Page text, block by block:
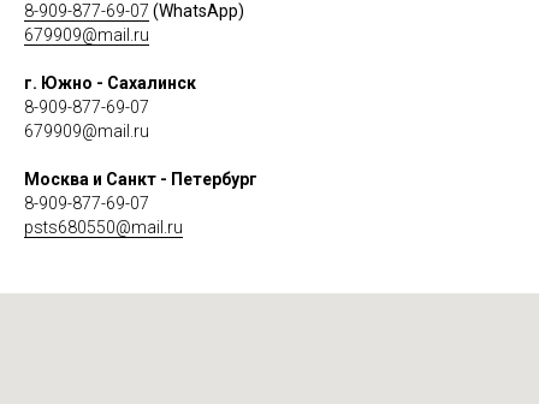
8-909-877-69-07 (WhatsApp)
679909@mail.ru
г. Южно - Сахалинск
8-909-877-69-07
679909@mail.ru
Москва и Санкт - Петербург
8-909-877-69-07
psts680550@mail.ru